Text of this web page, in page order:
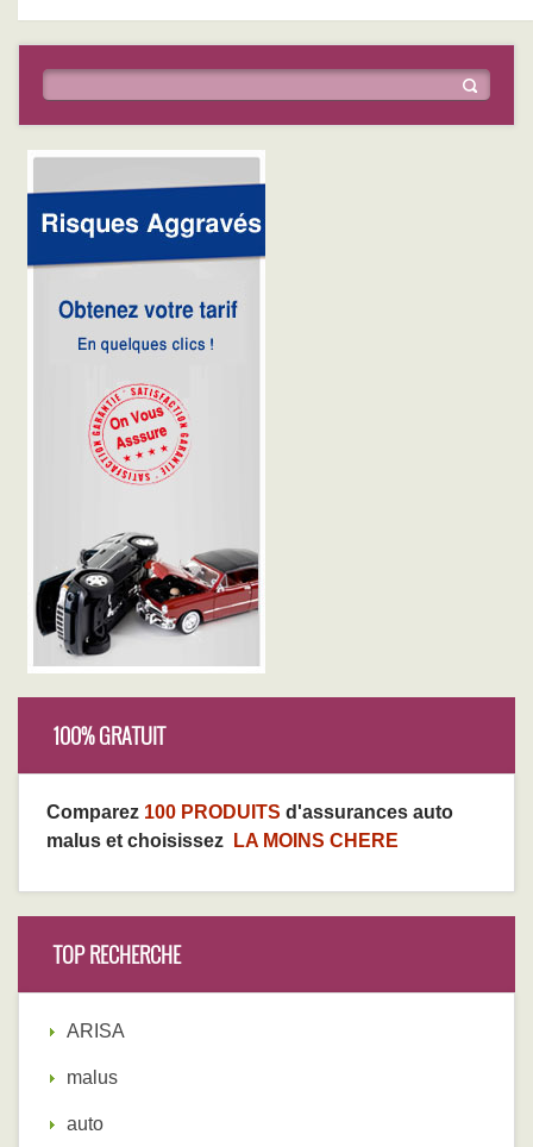
100% GRATUIT
Comparez 100 PRODUITS d'assurances auto
malus et choisissez
LA MOINS CHERE
TOP RECHERCHE
ARISA
malus
auto